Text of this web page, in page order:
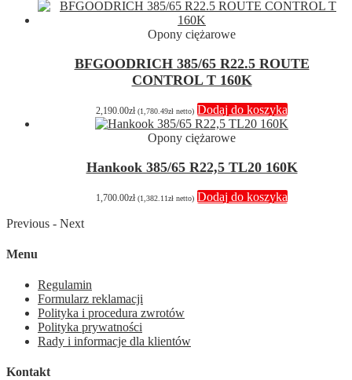
Opony ciężarowe
BFGOODRICH 385/65 R22.5 ROUTE
CONTROL T 160K
2,190.00zł (1,780.49zł netto) Dodaj do koszyka
Opony ciężarowe
Hankook 385/65 R22,5 TL20 160K
1,700.00zł (1,382.11zł netto) Dodaj do koszyka
Previous - Next
Menu
Regulamin
Formularz reklamacji
Polityka i procedura zwrotów
Polityka prywatności
Rady i informacje dla klientów
Kontakt